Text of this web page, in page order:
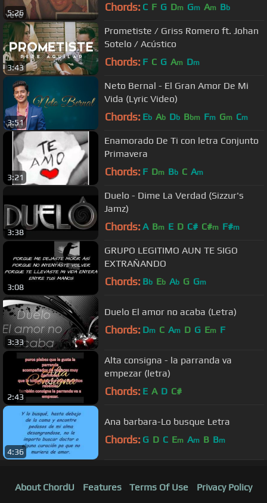
5:26 Chords: C F G Dm Gm Am Bb
3:43
Prometiste / Griss Romero ft. Johan
Sotelo / Acústico
Chords: F C G Am Dm
3:51
Neto Bernal - El Gran Amor De Mi
Vida (Lyric Video)
Chords: Eb Ab Db Bbm Fm Gm Cm
3:21
Enamorado De Ti con letra Conjunto
Primavera
Chords: F Dm Bb C Am
3:38
Duelo - Dime La Verdad (Sizzur's
Jamz)
Chords: A Bm E D C# C#m F#m
3:08
GRUPO LEGITIMO AUN TE SIGO
EXTRAÑANDO
Chords: Bb Eb Ab G Gm
3:33
Duelo El amor no acaba (Letra)
Chords: Dm C Am D G Em F
2:43
Alta consigna - la parranda va
empezar (letra)
Chords: E A D C#
4:36
Ana barbara-Lo busque Letra
Chords: G D C Em Am B Bm
About ChordU Features Terms Of Use
Privacy Policy